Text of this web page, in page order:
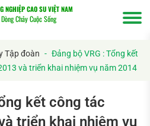
NGHIỆP CAO SU VIỆT NAM
Chảy Cuộc Sống
Tập đoàn - Đảng bộ VRG : Tổng kết
và triển khai nhiệm vụ năm 2014
kết công tác
triển khai nhiệm vụ